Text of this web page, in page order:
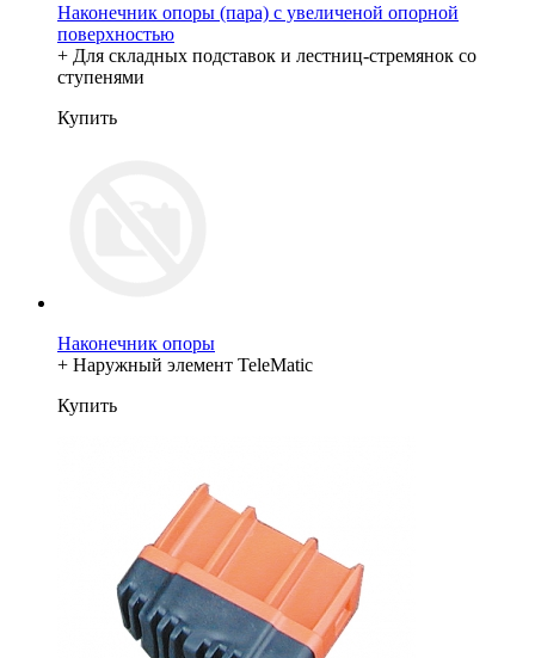
Наконечник опоры (пара) с увеличеной опорной
поверхностью
+ Для складных подставок и лестниц-стремянок со
ступенями
Купить
Наконечник опоры
+ Наружный элемент TeleMatic
Купить